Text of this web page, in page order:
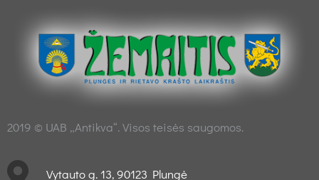
2019 © UAB „Antikva“. Visos teisės saugomos.
Vytauto g. 13, 90123 Plungė